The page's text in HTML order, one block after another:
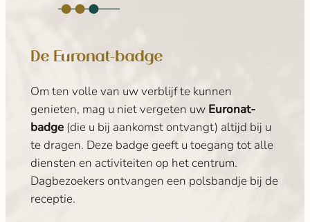
De Euronat-badge
Om ten volle van uw verblijf te kunnen
genieten, mag u niet vergeten uwEuronat-
badge(die u bij aankomst ontvangt) altijd bij u
te dragen. Deze badge geeft u toegang tot alle
diensten en activiteiten op het centrum.
Dagbezoekers ontvangen een polsbandje bij de
receptie.